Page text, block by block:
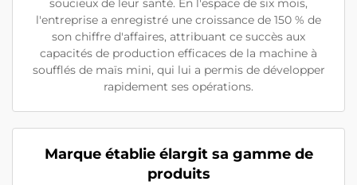
l'entreprise a enregistré une croissance de 150 % de
son chiffre d'affaires, attribuant ce succès aux
capacités de production efficaces de la machine à
soufflés de maïs mini, qui lui a permis de développer
rapidement ses opérations.
Marque établie élargit sa gamme de
produits